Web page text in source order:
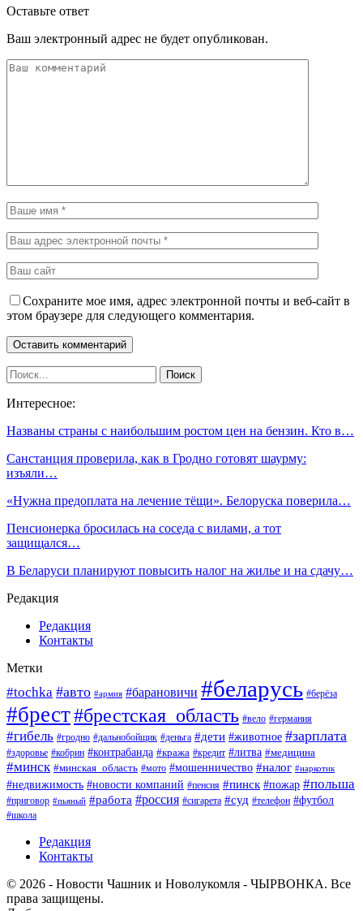
Оставьте ответ
Ваш электронный адрес не будет опубликован.
Сохраните мое имя, адрес электронной почты и веб-сайт в
этом браузере для следующего комментария.
Интересное:
Названы страны с наибольшим ростом цен на бензин. Кто в…
Санстанция проверила, как в Гродно готовят шаурму:
изъяли…
«Нужна предоплата на лечение тёщи». Белоруска поверила…
Пенсионерка бросилась на соседа с вилами, а тот
защищался…
В Беларуси планируют повысить налог на жилье и на сдачу…
Редакция
Редакция
Контакты
Метки
#tochka #авто #армия #барановичи #беларусь #берёза
#брест#брестская_область #вело #германия
#гибель #гродно #дальнобойщик #деньга #дети #животное #зарплата
#здоровье #кобрин #контрабанда #кража #кредит #литва #медицина
#минск #минская_область #мото #мошенничество #налог #наркотик
#недвижимость #новости компаний #пенсия #пинск #пожар #польша
#приговор #пьяный #работа #россия #сигарета #суд #телефон #футбол
#школа
Редакция
Контакты
© 2026 - Новости Чашник и Новолукомля - ЧЫРВОНКА. Все
права защищены.